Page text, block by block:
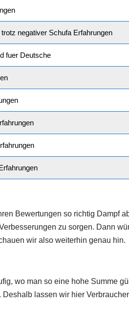
negativer Schufa Erfahrungen
fuer Deutsche
Bewertungen so richtig Dampf
zu sorgen. Dann
wir also weiterhin genau hin.
wo man so eine hohe Summe
lassen wir hier